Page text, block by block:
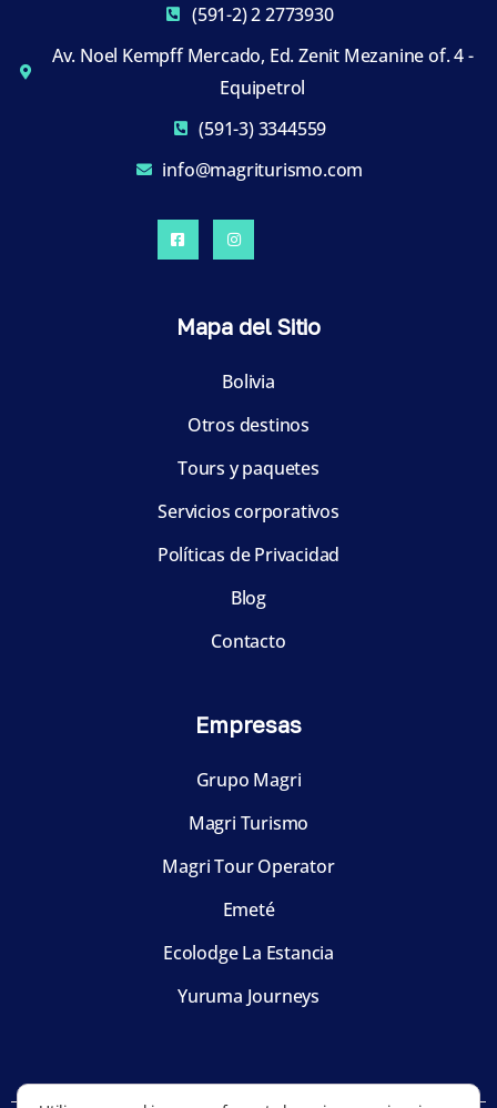
(591-2) 2 2773930
Av. Noel Kempff Mercado, Ed. Zenit Mezanine of. 4 -
Equipetrol
(591-3) 3344559
info@magriturismo.com
Mapa del Sitio
Bolivia
Otros destinos
Tours y paquetes
Servicios corporativos
Políticas de Privacidad
Blog
Contacto
Empresas
Grupo Magri
Magri Turismo
Magri Tour Operator
Emeté
Ecolodge La Estancia
Yuruma Journeys